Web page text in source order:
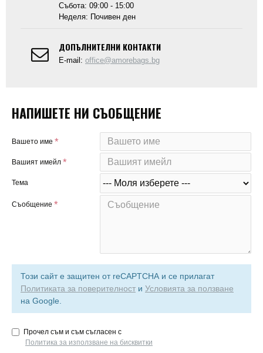
Събота: 09:00 - 15:00
Неделя: Почивен ден
ДОПЪЛНИТЕЛНИ КОНТАКТИ
E-mail: office@amorebags.bg
НАПИШЕТЕ НИ СЪОБЩЕНИЕ
Вашето име
Вашият имейл
Тема
Съобщение
Този сайт е защитен от reCAPTCHA и се прилагат
Политиката за поверителност и Условията за ползване
на Google.
Прочел съм и съм съгласен с
Пoлитика зa изпoлзвaнe нa бисквитки